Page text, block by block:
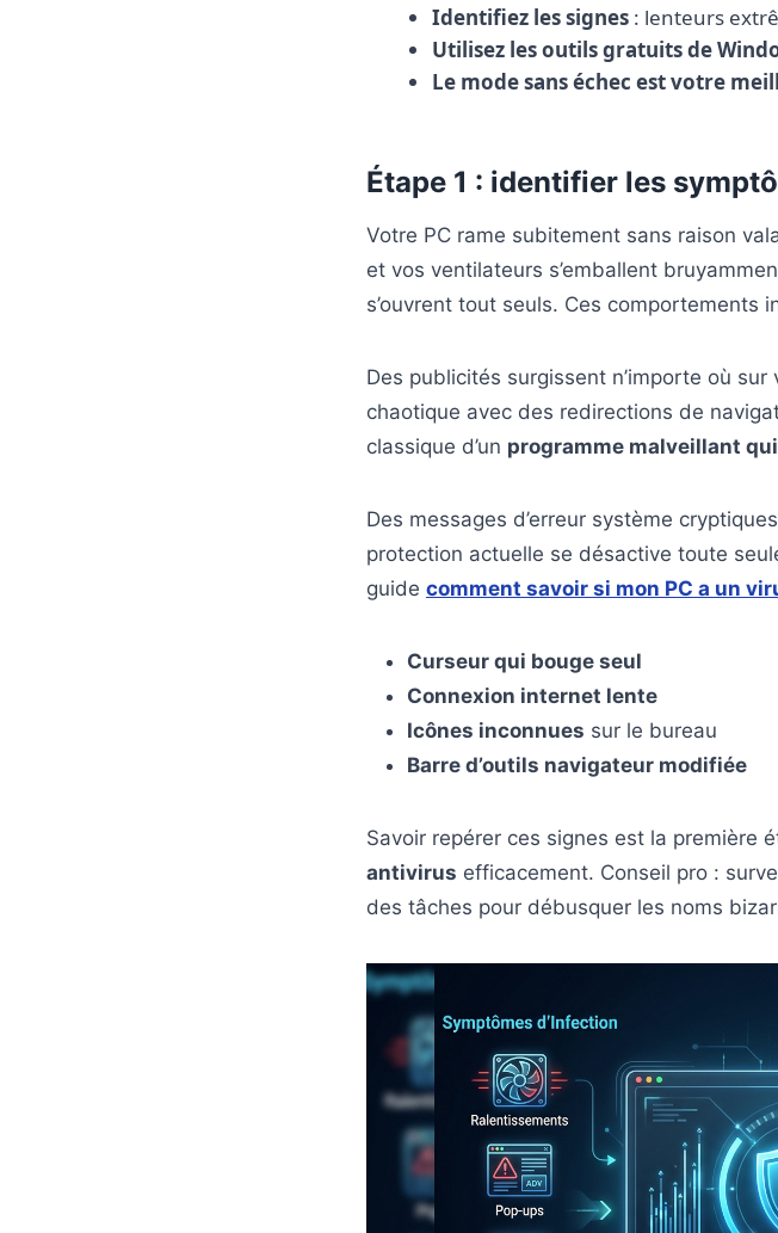
Identifiez les signes : lenteurs
Utilisez les outils gratuits de
Le mode sans échec est votre
Étape 1 : identifier les
Votre PC rame subitement sans raison
et vos ventilateurs s’emballent
s’ouvrent tout seuls. Ces comportements
Des publicités surgissent n’importe où
chaotique avec des redirections de
classique d’un programme malveillant
Des messages d’erreur système
protection actuelle se désactive toute
guide comment savoir si mon PC a un
Curseur qui bouge seul
Connexion internet lente
Icônes inconnues sur le bureau
Barre d’outils navigateur modifiée
Savoir repérer ces signes est la première
antivirus efficacement. Conseil pro :
des tâches pour débusquer les noms